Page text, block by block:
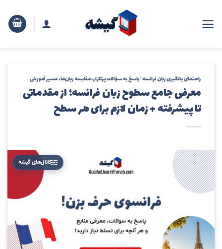
راهنمای یادگیری زبان فرانسه | پاسخ به سؤالات پرتکرار، مقایسه زبان‌ها، مسیر آموزش
معرفی جامع سطوح زبان فرانسه؛ از مقدماتی
تا پیشرفته + زمان لازم برای هر سطح
کانال‌های گیشه